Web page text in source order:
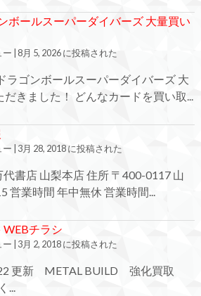
ボールスーパーダイバーズ 大量買い
ー 8月 5, 2026 に投稿された
ラゴンボールスーパーダイバーズ 大
きました！ どんなカードを買い取...
ー 3月 28, 2018 に投稿された
代書店 山梨本店 住所 〒400-0117 山
営業時間 年中無休 営業時間...
WEBチラシ
ー 3月 2, 2018 に投稿された
更新 METAL BUILD 強化買取
...